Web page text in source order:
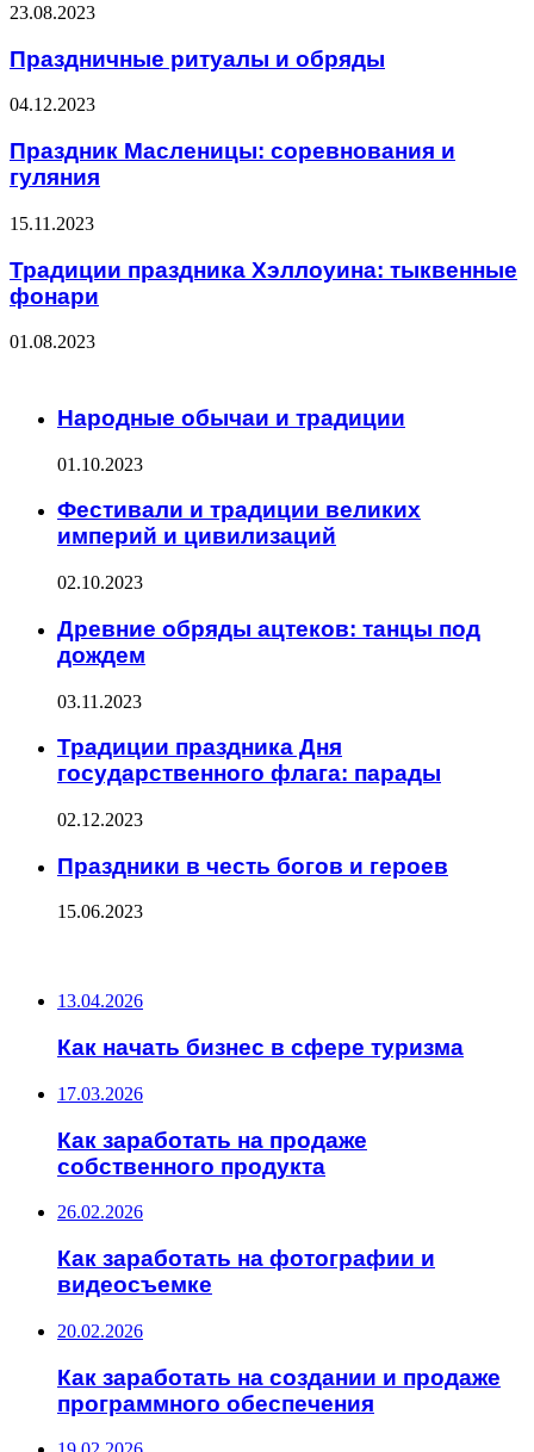
23.08.2023
Праздничные ритуалы и обряды
04.12.2023
Праздник Масленицы: соревнования и
гуляния
15.11.2023
Традиции праздника Хэллоуина: тыквенные
фонари
01.08.2023
Народные обычаи и традиции
01.10.2023
Фестивали и традиции великих
империй и цивилизаций
02.10.2023
Древние обряды ацтеков: танцы под
дождем
03.11.2023
Традиции праздника Дня
государственного флага: парады
02.12.2023
Праздники в честь богов и героев
15.06.2023
13.04.2026
Как начать бизнес в сфере туризма
17.03.2026
Как заработать на продаже
собственного продукта
26.02.2026
Как заработать на фотографии и
видеосъемке
20.02.2026
Как заработать на создании и продаже
программного обеспечения